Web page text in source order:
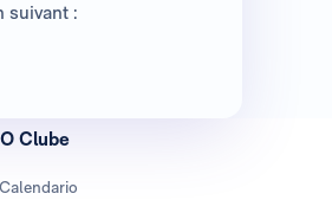
suivant :
O Clube
Calendario